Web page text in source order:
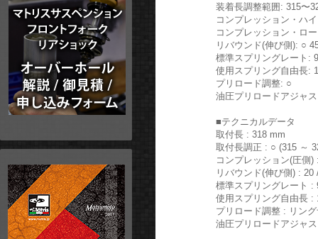
装着長調整範囲: 315〜
コンプレッション・ハ
コンプレッション・ロ
リバウンド(伸び側): ○
標準スプリングレート:
使用スプリング自由長:
プリロード調整: ○
油圧プリロードアジャ
■テクニカルデータ
取付長 : 318 mm
取付長調正 : ○ (315 ～
コンプレッション(圧側)
リバウンド(伸び側) : 20
標準スプリングレート :
使用スプリング自由長 :
プリロード調整 : リン
油圧プリロードアジャ